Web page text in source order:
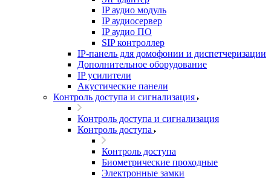
IP аудио модуль
IP аудиосервер
IP аудио ПО
SIP контроллер
IP-панель для домофонии и диспетчеризации
Дополнительное оборудование
IP усилители
Акустические панели
Контроль доступа и сигнализация
Контроль доступа и сигнализация
Контроль доступа
Контроль доступа
Биометрические проходные
Электронные замки